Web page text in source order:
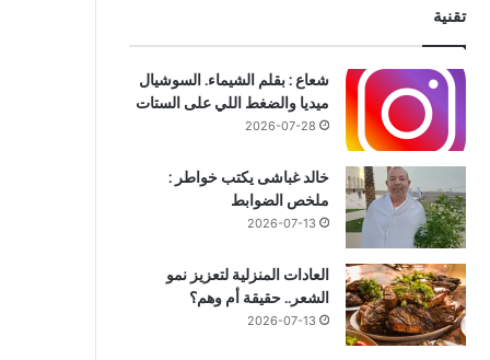
تقنية
شعاع : بقلم الشيماء. السوشيال
ميديا والضغط اللي على الستات
2026-07-28
خالد غباشى يكتب خواطر :
ملخص الضوابط
2026-07-13
العادات المنزلية لتعزيز نمو
الشعر.. حقيقة أم وهم؟
2026-07-13